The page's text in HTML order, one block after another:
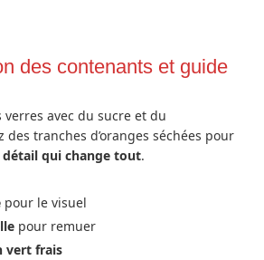
des contenants et guide
verres avec du sucre et du
tranches d’oranges séchées pour
détail qui change tout.
pour le visuel
pour remuer
vert frais